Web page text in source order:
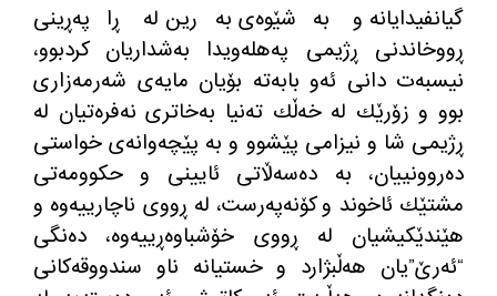
گیانفیدایانه‌ و به‌شێوه‌ی به‌رین له‌ ڕاپه‌ڕینی
ڕووخاندنی ڕژیمی په‌هله‌و‌یدا به‌شداریان كردبوو،
نیسبه‌ت دانی ئه‌و بابه‌ته‌ بۆیان مایه‌ی شه‌رمه‌زاری
بوو و زۆرێك له‌ خه‌ڵك ته‌نیا به‌خاتری نه‌فره‌تیان له‌
ڕژیمی شا و نیزامی پێشوو و به‌ پێچه‌وانه‌ی خواستی
ده‌روونییان، به‌ ده‌سه‌ڵاتی ئایینی و حكوومه‌تی
مشتێك ئاخوند و كۆنه‌په‌رست، له‌ ڕووی ناچارییه‌وه‌ و
هێندێكیشیان له‌ ڕووی خۆشباوه‌ڕییه‌وه،‌ ده‌نگی
“ئه‌رێ”یان هه‌ڵبژارد و خستیانه‌ ناو سندووقه‌كانی